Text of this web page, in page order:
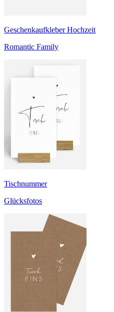
Geschenkaufkleber Hochzeit
Romantic Family
Tischnummer
Glücksfotos